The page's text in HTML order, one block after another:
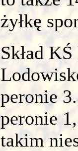
żyłkę
Skład
peronie
peronie
takim